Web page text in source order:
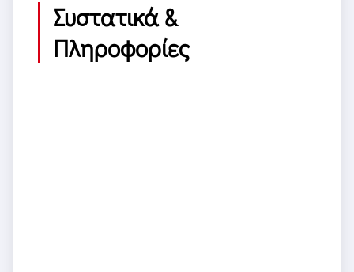
Συστατικά &
Πληροφορίες